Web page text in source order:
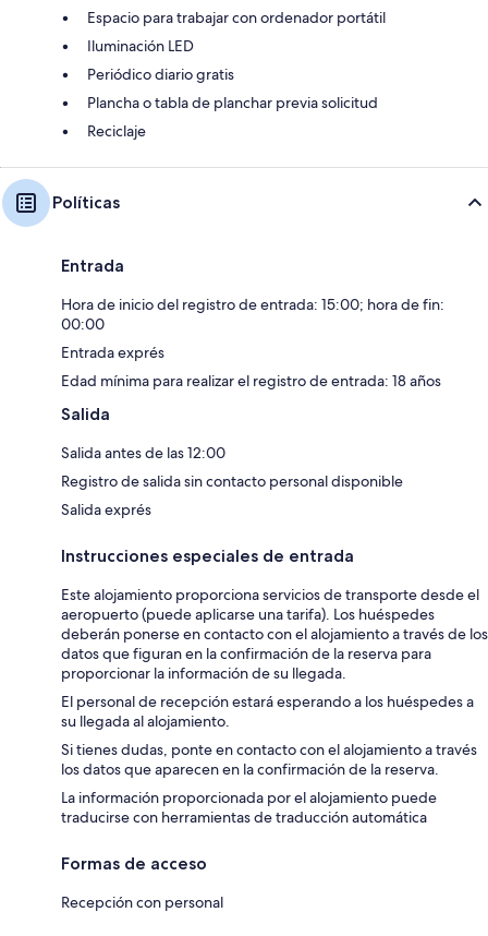
Espacio para trabajar con ordenador portátil
Iluminación LED
Periódico diario gratis
Plancha o tabla de planchar previa solicitud
Reciclaje
Políticas
Entrada
Hora de inicio del registro de entrada: 15:00; hora de fin:
00:00
Entrada exprés
Edad mínima para realizar el registro de entrada: 18 años
Salida
Salida antes de las 12:00
Registro de salida sin contacto personal disponible
Salida exprés
Instrucciones especiales de entrada
Este alojamiento proporciona servicios de transporte desde el
aeropuerto (puede aplicarse una tarifa). Los huéspedes
deberán ponerse en contacto con el alojamiento a través de los
datos que figuran en la confirmación de la reserva para
proporcionar la información de su llegada.
El personal de recepción estará esperando a los huéspedes a
su llegada al alojamiento.
Si tienes dudas, ponte en contacto con el alojamiento a través
los datos que aparecen en la confirmación de la reserva.
La información proporcionada por el alojamiento puede
traducirse con herramientas de traducción automática
Formas de acceso
Recepción con personal